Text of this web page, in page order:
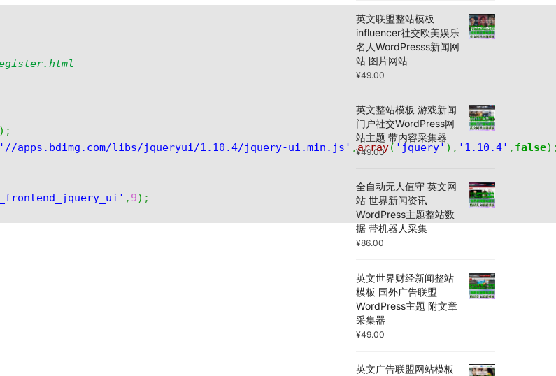
) ;
'//apps.bdimg.com/libs/jqueryui/1.10.4/jquery-ui.min.js' ,array( 'jquery' ) , '1.10.4' , false)
, 9) ;
英文联盟整站模板
influencer社交欧美娱乐
名人WordPresss新闻网
站 图片网站
¥49.00
英文整站模板 游戏新闻
门户社交WordPress网
站主题 带内容采集器
¥49.00
全自动无人值守 英文网
站 世界新闻资讯
WordPress主题整站数
据 带机器人采集
¥86.00
英文世界财经新闻整站
模板 国外广告联盟
WordPress主题 附文章
采集器
¥49.00
英文广告联盟网站模板